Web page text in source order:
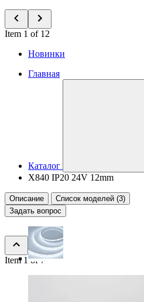
Item 1 of 12
Новинки
Главная
Каталог
X840 IP20 24V 12mm
Описание
Список моделей (3)
Задать вопрос
Item 1 of 7